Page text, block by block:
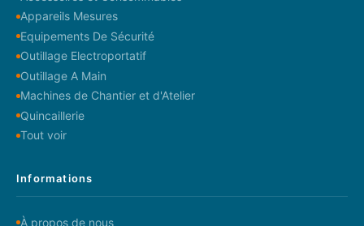
Appareils Mesures
Equipements De Sécurité
Outillage Electroportatif
Outillage A Main
Machines de Chantier et d'Atelier
Quincaillerie
Tout voir
Informations
À propos de nous